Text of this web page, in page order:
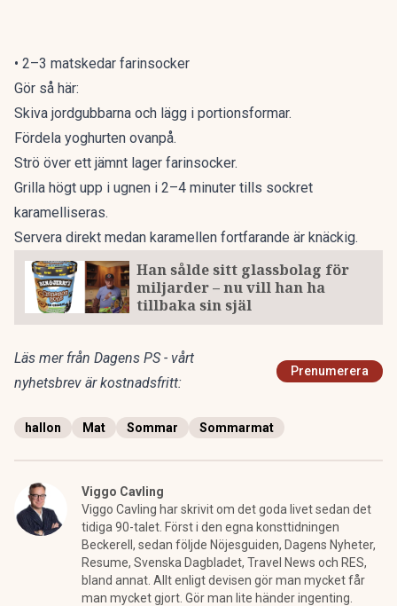
• 2–3 matskedar farinsocker
Gör så här:
Skiva jordgubbarna och lägg i portionsformar.
Fördela yoghurten ovanpå.
Strö över ett jämnt lager farinsocker.
Grilla högt upp i ugnen i 2–4 minuter tills sockret
karamelliseras.
Servera direkt medan karamellen fortfarande är knäckig.
Han sålde sitt glassbolag för
miljarder – nu vill han ha
tillbaka sin själ
Läs mer från Dagens PS - vårt
nyhetsbrev är kostnadsfritt:
Prenumerera
hallon Mat Sommar Sommarmat
Viggo Cavling
Viggo Cavling har skrivit om det goda livet sedan det
tidiga 90-talet. Först i den egna konsttidningen
Beckerell, sedan följde Nöjesguiden, Dagens Nyheter,
Resume, Svenska Dagbladet, Travel News och RES,
bland annat. Allt enligt devisen gör man mycket får
man mycket gjort. Gör man lite händer ingenting.